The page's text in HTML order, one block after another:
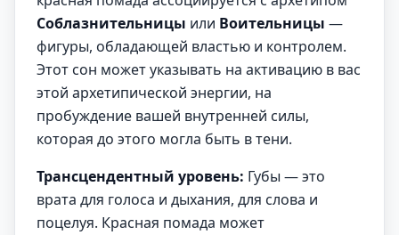
Соблазнительницы или Воительницы —
фигуры, обладающей властью и контролем.
Этот сон может указывать на активацию в вас
этой архетипической энергии, на
пробуждение вашей внутренней силы,
которая до этого могла быть в тени.
Трансцендентный уровень: Губы — это
врата для голоса и дыхания, для слова и
поцелуя. Красная помада может